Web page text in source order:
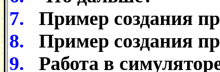
7.
Пример создания
8.
Пример создания
9.
Работа в